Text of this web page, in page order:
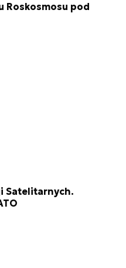
Roskosmosu pod
Satelitarnych.